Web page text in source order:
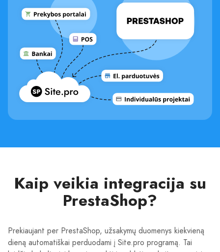
Kaip veikia integracija su
PrestaShop?
Prekiaujant per PrestaShop, užsakymų duomenys kiekvieną
dieną automatiškai perduodami į Site.pro programą. Tai